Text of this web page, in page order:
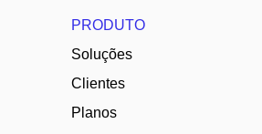
PRODUTO
Soluções
Clientes
Planos